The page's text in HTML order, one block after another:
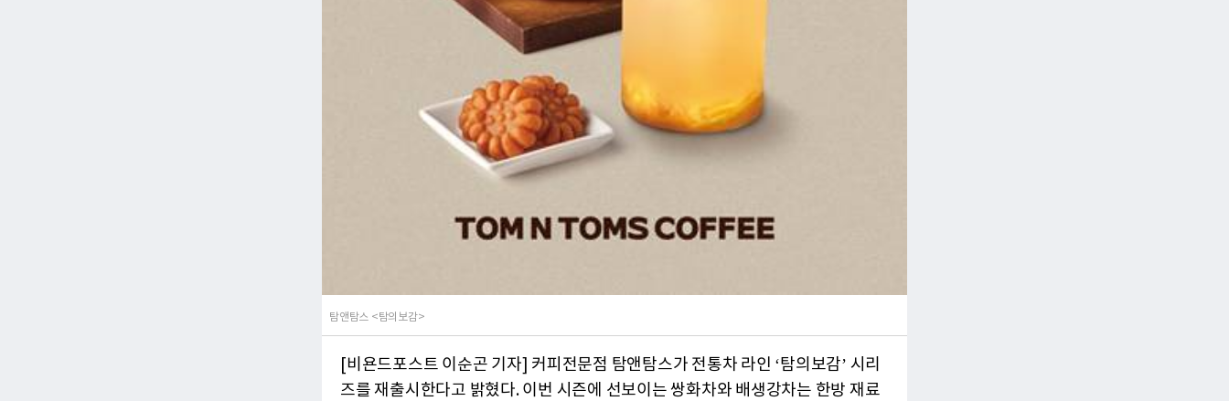
탐앤탐스 <탐의보감>
[비욘드포스트 이순곤 기자] 커피전문점 탐앤탐스가 전통차 라인 ‘탐의보감’ 시리
즈를 재출시한다고 밝혔다. 이번 시즌에 선보이는 쌍화차와 배생강차는 한방 재료